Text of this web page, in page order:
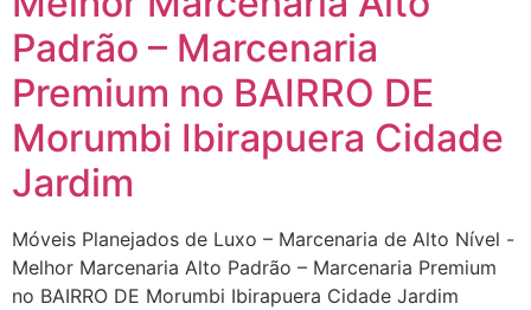
Padrão – Marcenaria
Premium no BAIRRO DE
Morumbi Ibirapuera Cidade
Jardim
Móveis Planejados de Luxo – Marcenaria de Alto Nível -
Melhor Marcenaria Alto Padrão – Marcenaria Premium
no BAIRRO DE Morumbi Ibirapuera Cidade Jardim